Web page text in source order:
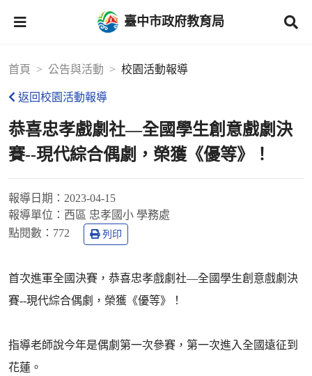
臺中市政府教育局
首頁 公告與活動 校園活動報導
返回校園活動報導
恭喜忠孝戲劇社—全國學生創意戲劇決
賽--現代綜合偶劇，榮獲《優等》！
報導日期： 2023-04-15
報導單位： 西區 忠孝國小 學務處
點閱數： 772 列印
首次進軍全國決賽，恭喜忠孝戲劇社—全國學生創意戲劇決
賽--現代綜合偶劇，榮獲《優等》！
指導老師說今年是偶劇第一次參賽，第一次進入全國遠征到
花蓮。